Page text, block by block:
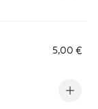
5,00 €